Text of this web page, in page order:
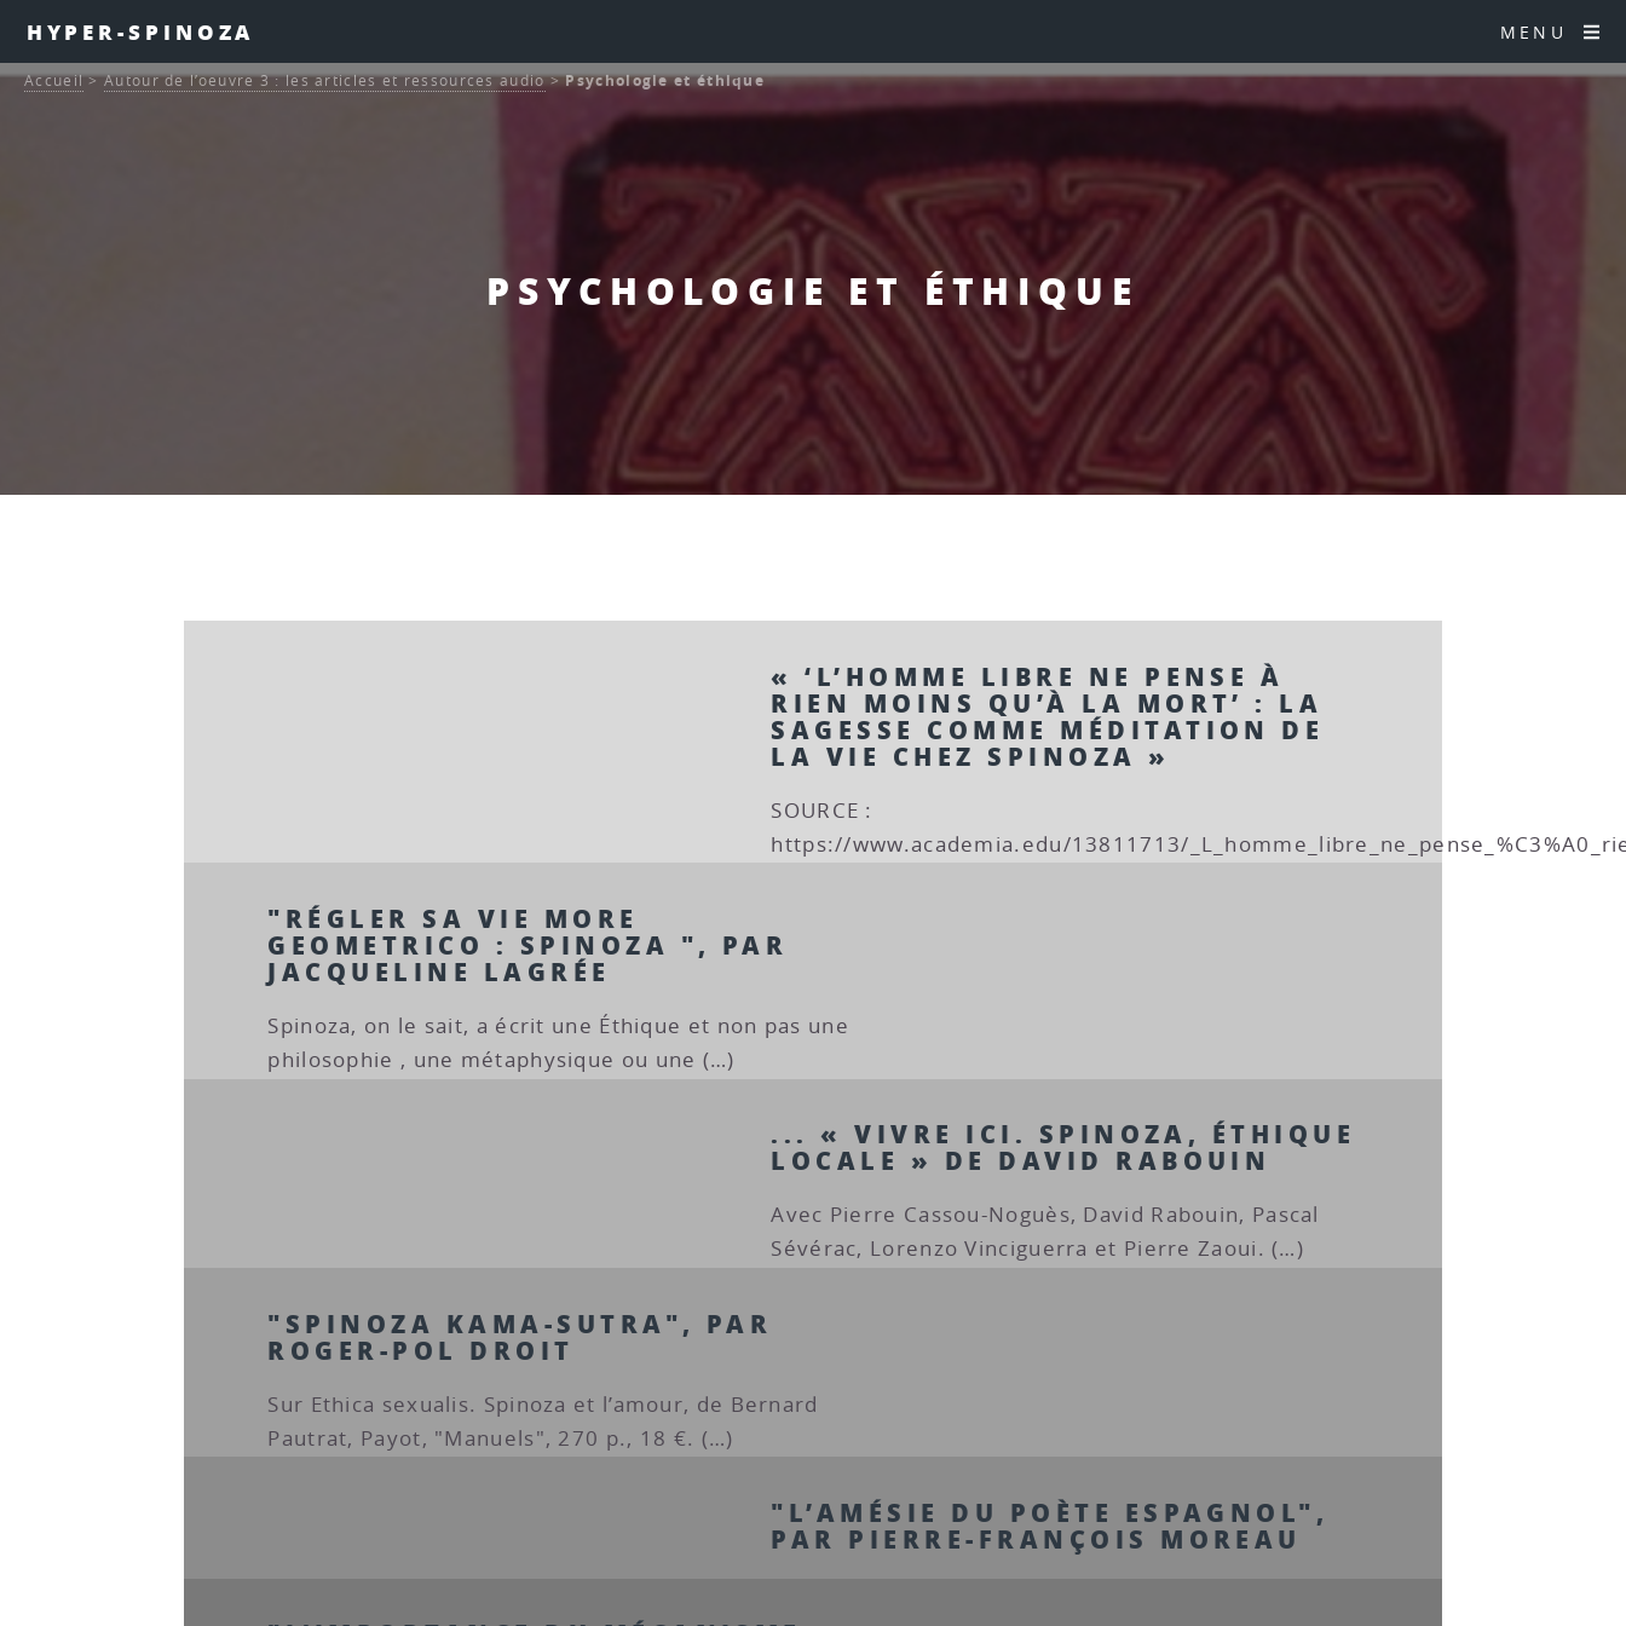
HYPER-SPINOZA MENU
PSYCHOLOGIE ET ÉTHIQUE
Accueil>Autour de l’oeuvre 3 : les articles et ressources audio>Psychologie et éthique
« ‘L’HOMME LIBRE NE PENSE À
RIEN MOINS QU’À LA MORT’ : LA
SAGESSE COMME MÉDITATION DE
LA VIE CHEZ SPINOZA »
SOURCE :
https://www.academia.edu/13811713/
"RÉGLER SA VIE MORE
GEOMETRICO : SPINOZA ", PAR
JACQUELINE LAGRÉE
Spinoza, on le sait, a écrit une Éthique et non pas une
philosophie , une métaphysique ou une (…)
... « VIVRE ICI. SPINOZA, ÉTHIQUE
LOCALE » DE DAVID RABOUIN
Avec Pierre Cassou-Noguès, David Rabouin, Pascal
Sévérac, Lorenzo Vinciguerra et Pierre Zaoui. (…)
"SPINOZA KAMA-SUTRA", PAR
ROGER-POL DROIT
Sur Ethica sexualis. Spinoza et l’amour, de Bernard
Pautrat, Payot, "Manuels", 270 p., 18 €. (…)
"L’AMÉSIE DU POÈTE ESPAGNOL",
PAR PIERRE-FRANÇOIS MOREAU